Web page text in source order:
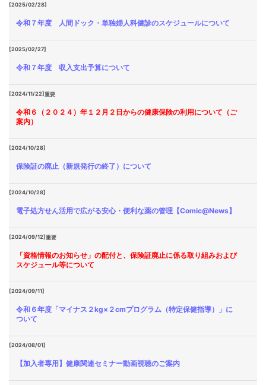
[2025/02/28]
令和７年度 人間ドック・単独婦人科健診のスケジュールについて
[2025/02/27]
令和７年度 収入支出予算について
[2024/11/22]重要
令和６（２０２４）年１２月２日からの健康保険の利用について（ご
案内）
[2024/10/28]
保険証の廃止（新規発行の終了）について
[2024/10/28]
電子処方せん活用で広がる安心・便利な薬の管理【Comic@News】
[2024/09/12]重要
「資格情報のお知らせ」の配付と、保険証廃止に係る取り組みおよび
スケジュール等について
[2024/09/11]
令和６年度「マイナス２kg×２cmプログラム（特定保健指導）」に
ついて
[2024/08/01]
【加入者専用】健康関連セミナー動画視聴のご案内